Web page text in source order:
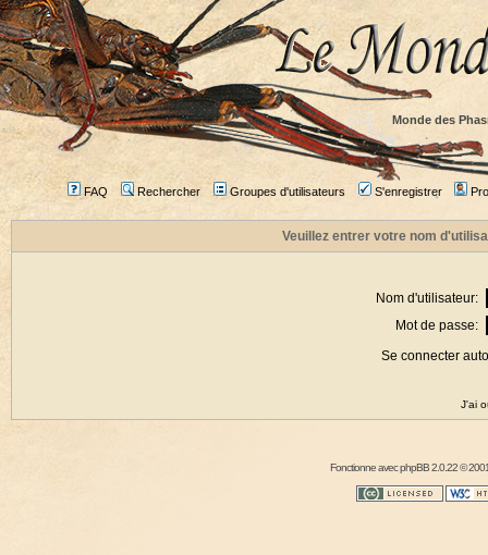
Monde des
FAQ Rechercher Groupes d'utilisateurs S'enregistrer
Veuillez entrer votre nom
Nom d'utilisateur:
Mot de passe:
Se connecter
J'ai
Fonctionne avecphpBB2.0.22 ©